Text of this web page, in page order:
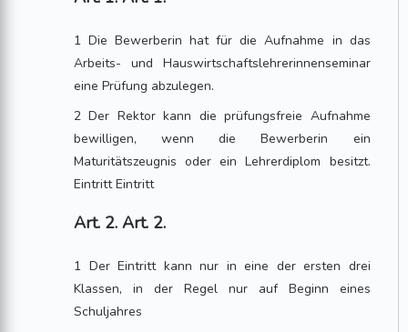
1 Die Bewerberin hat für die Aufnahme in das
Arbeits- und Hauswirtschaftslehrerinnenseminar
eine Prüfung abzulegen.
2 Der Rektor kann die prüfungsfreie Aufnahme
bewilligen, wenn die Bewerberin ein
Maturitätszeugnis oder ein Lehrerdiplom besitzt.
Eintritt Eintritt
Art. 2. Art. 2.
1 Der Eintritt kann nur in eine der ersten drei
Klassen, in der Regel nur auf Beginn eines
Schuljahres